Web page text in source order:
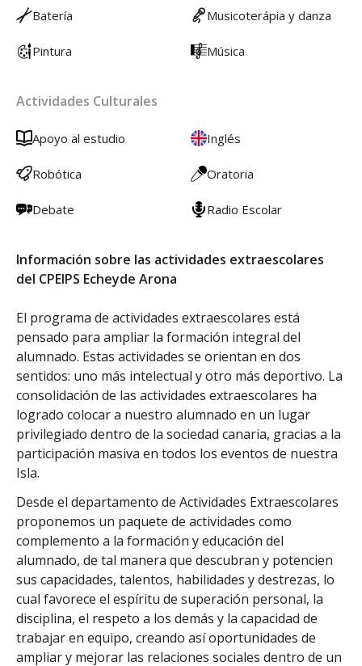
Batería Musicoterápia y danza
Pintura Música
Actividades Culturales
Apoyo al estudio Inglés
Robótica Oratoria
Debate Radio Escolar
Información sobre las actividades extraescolares
del CPEIPS Echeyde Arona
El programa de actividades extraescolares está
pensado para ampliar la formación integral del
alumnado. Estas actividades se orientan en dos
sentidos: uno más intelectual y otro más deportivo. La
consolidación de las actividades extraescolares ha
logrado colocar a nuestro alumnado en un lugar
privilegiado dentro de la sociedad canaria, gracias a la
participación masiva en todos los eventos de nuestra
Isla.
Desde el departamento de Actividades Extraescolares
proponemos un paquete de actividades como
complemento a la formación y educación del
alumnado, de tal manera que descubran y potencien
sus capacidades, talentos, habilidades y destrezas, lo
cual favorece el espíritu de superación personal, la
disciplina, el respeto a los demás y la capacidad de
trabajar en equipo, creando así oportunidades de
ampliar y mejorar las relaciones sociales dentro de un